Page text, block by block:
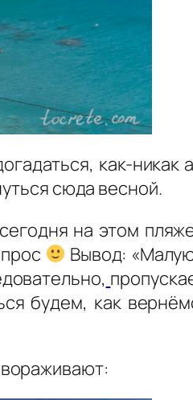
как-никак
сюда весной.
на этом
Вывод:
будем, как